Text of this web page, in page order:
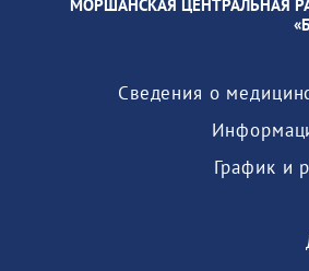
«МОРШАНСКАЯ ЦЕНТРАЛЬНАЯ
Сведения о
График и